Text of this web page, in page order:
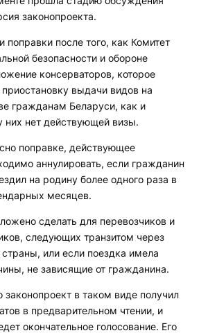
законопроекта.
поправки после того, как Комитет
безопасности и обороне
консерваторов, которое
выдачи видов на
гражданам Беларуси, как и
них нет действующей визы.
поправке, действующее
аннулировать, если гражданин
на родину более одного раза в
месяцев.
сделать для перевозчиков и
следующих транзитом через
или если поездка имела
не зависящие от гражданина.
законопроект в таком виде получил
в предварительном чтении, и
окончательное голосование. Его